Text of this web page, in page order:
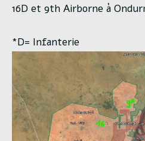
16D et 9th Airborne à
*D= Infanterie